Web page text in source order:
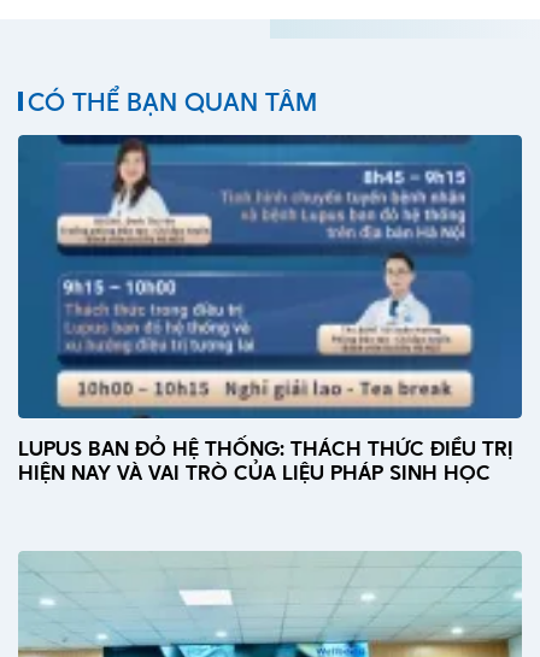
CÓ THỂ BẠN QUAN TÂM
LUPUS BAN ĐỎ HỆ THỐNG: THÁCH THỨC ĐIỀU TRỊ
HIỆN NAY VÀ VAI TRÒ CỦA LIỆU PHÁP SINH HỌC